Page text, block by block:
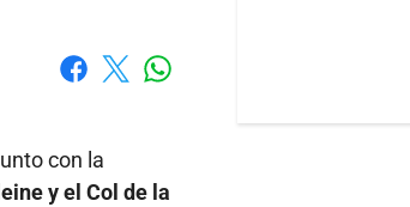
con la
y el Col de la